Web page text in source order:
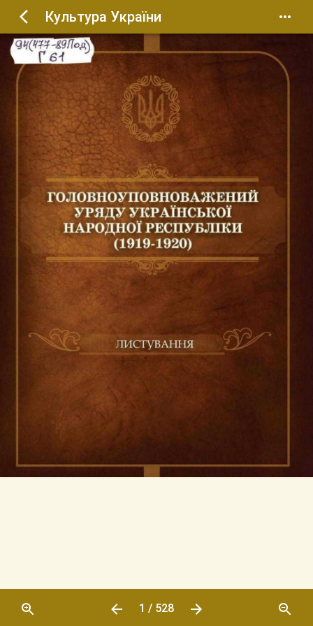
Культура України
1 / 528